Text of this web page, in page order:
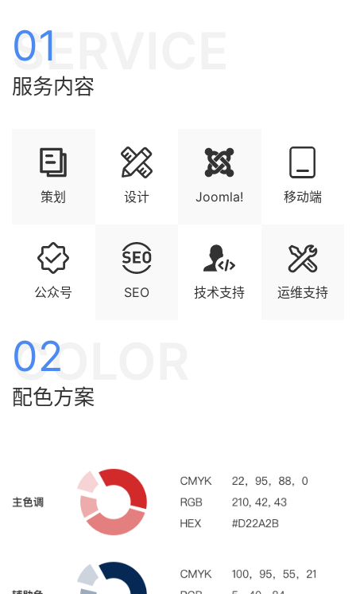
01
SERVICE
服务内容
策划 设计 Joomla! 移动端
公众号 SEO 技术支持 运维支持
02
COLOR
配色方案